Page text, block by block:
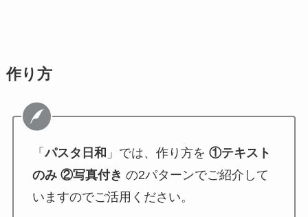
作り方
「パスタ日和 」では、作り方を ①テキスト
のみ ②写真付き の2パターンでご紹介して
いますのでご活用ください。